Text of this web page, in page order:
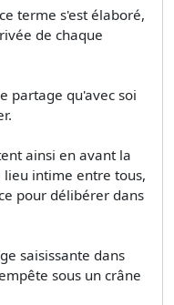
terme s'est élaboré,
de chaque
partage qu'avec soi
ainsi en avant la
intime entre tous,
pour délibérer dans
saisissante dans
sous un crâne